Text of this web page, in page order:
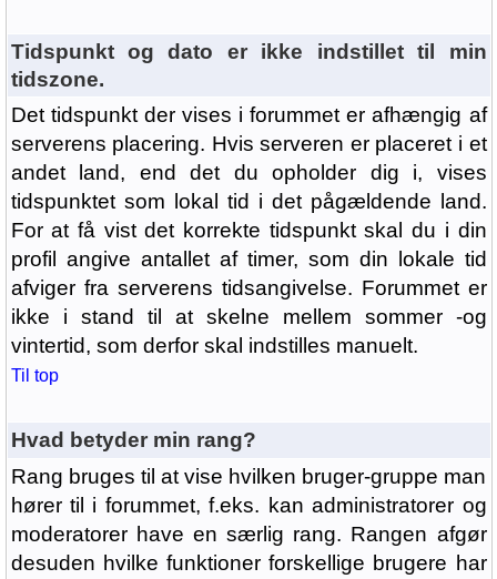
Tidspunkt og dato er ikke indstillet til min
tidszone.
Det tidspunkt der vises i forummet er afhængig af
serverens placering. Hvis serveren er placeret i et
andet land, end det du opholder dig i, vises
tidspunktet som lokal tid i det pågældende land.
For at få vist det korrekte tidspunkt skal du i din
profil angive antallet af timer, som din lokale tid
afviger fra serverens tidsangivelse. Forummet er
ikke i stand til at skelne mellem sommer -og
vintertid, som derfor skal indstilles manuelt.
Til top
Hvad betyder min rang?
Rang bruges til at vise hvilken bruger-gruppe man
hører til i forummet, f.eks. kan administratorer og
moderatorer have en særlig rang. Rangen afgør
desuden hvilke funktioner forskellige brugere har